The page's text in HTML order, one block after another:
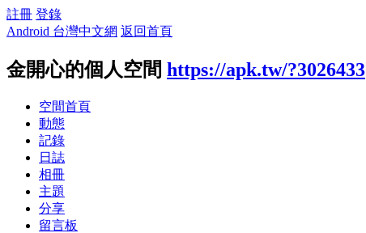
註冊 登錄
Android 台灣中文網 返回首頁
金開心的個人空間 https://apk.tw/?3026433
空間首頁
動態
記錄
日誌
相冊
主題
分享
留言板